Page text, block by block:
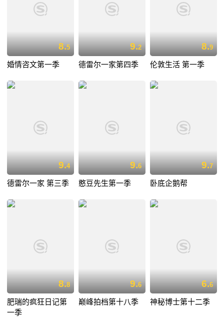
8.5
婚情咨文第一季
9.2
德雷尔一家第四季
8.9
伦敦生活 第一季
9.4
德雷尔一家 第三季
9.6
憨豆先生第一季
9.7
卧底企鹅帮
8.8
肥瑞的疯狂日记第
一季
9.6
巅峰拍档第十八季
6.6
神秘博士第十二季